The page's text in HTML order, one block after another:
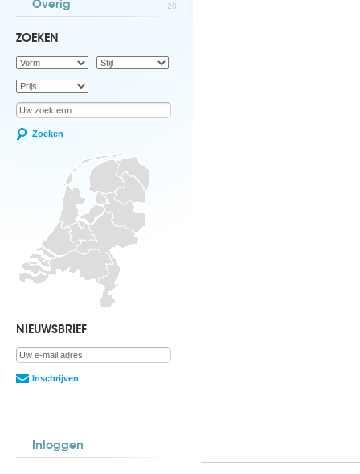
Overig 20
ZOEKEN
Zoeken
NIEUWSBRIEF
Inschrijven
Inloggen